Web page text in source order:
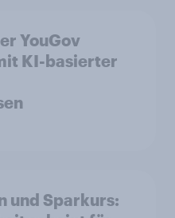
YouGov
KI-basierter
und Sparkurs: